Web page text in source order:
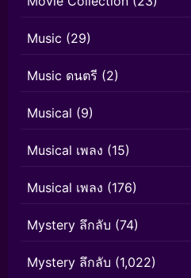
Music (29)
Music ดนตรี (2)
Musical (9)
Musical เพลง (15)
Musical เพลง (176)
Mystery ลึกลับ (74)
Mystery ลึกลับ (1,022)